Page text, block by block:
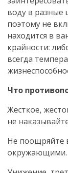
воду в разные
поэтому не
находится в
крайности:
всегда
Что
Жесткое,
не
Не поощряйте
окружающими.